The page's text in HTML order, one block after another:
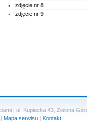
zdjęcie nr 8
zdjęcie nr 9
| ul. Kupiecka 43, Zielona
Mapa serwisu| Kontakt